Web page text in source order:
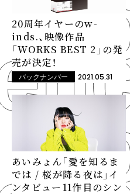
20周年イヤーのw-
inds.、映像作品
「WORKS BEST 2」の発
売が決定！
バックナンバー 2021.05.31
あいみょん「愛を知るま
では / 桜が降る夜は」イ
ンタビュー――11作目のシン